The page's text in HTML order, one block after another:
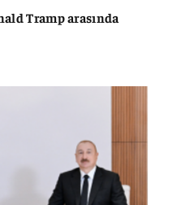
Tramp arasında